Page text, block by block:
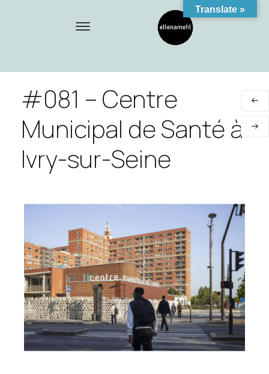
#081 – Centre
Municipal de Santé à
Ivry-sur-Seine
Translate »